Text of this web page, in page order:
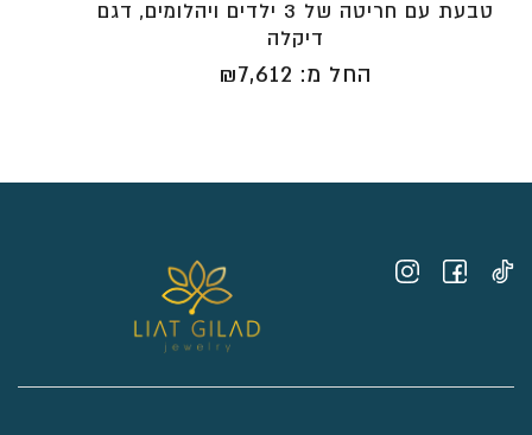
טבעת עם חריטה של 3 ילדים ויהלומים, דגם
דיקלה
החל מ: ₪7,612